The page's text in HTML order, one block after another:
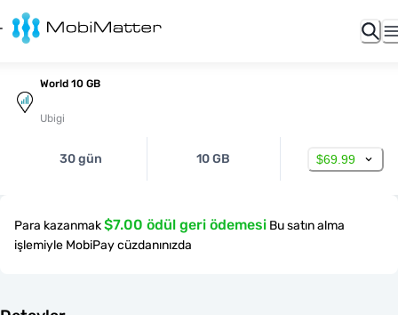
World 10 GB
Ubigi
30 gün 10 GB $69.99
Para kazanmak$7.00 ödül geri ödemesi Bu satın alma
işlemiyle MobiPay cüzdanınızda